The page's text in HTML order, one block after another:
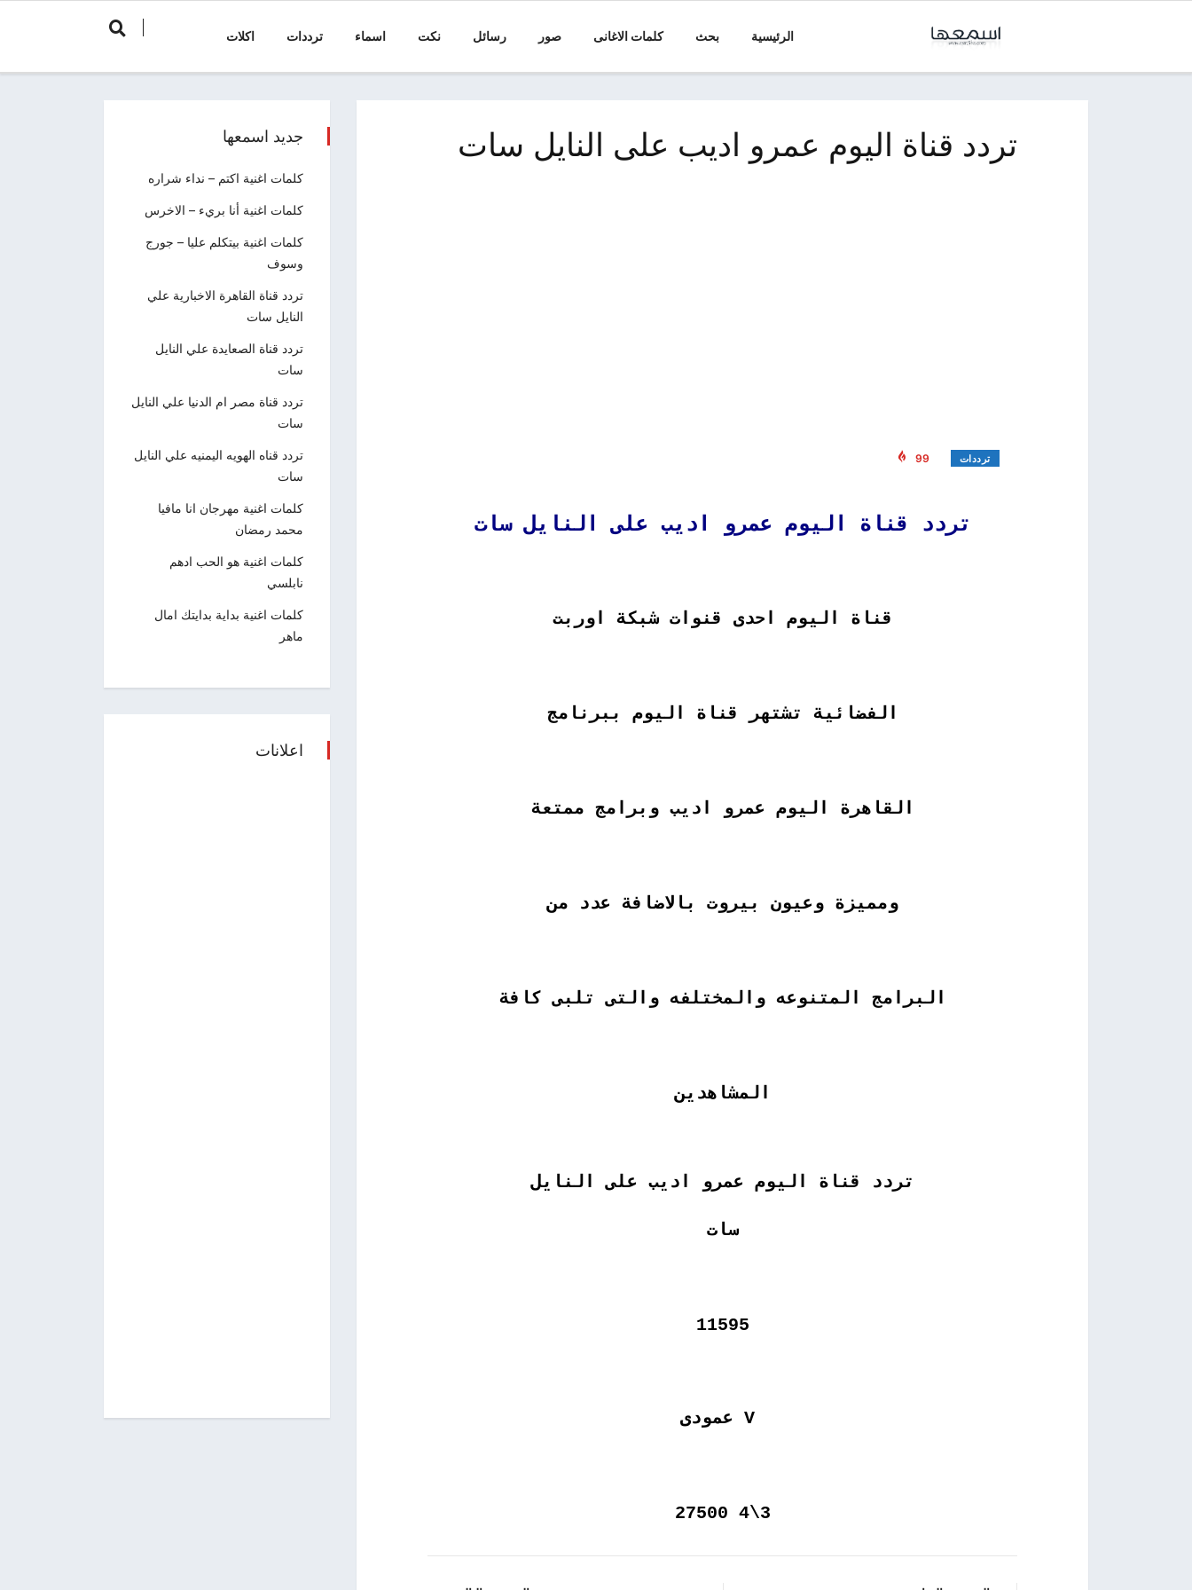
الرئيسية بحث كلمات الاغانى صور رسائل نكت اسماء ترددات اكلات
تردد قناة اليوم عمرو اديب على النايل سات
ترددات 99
تردد قناة اليوم عمرو اديب على النايل سات
قناة اليوم احدى قنوات شبكة اوربت
الفضائية تشتهر قناة اليوم ببرنامج
القاهرة اليوم عمرو اديب وبرامج ممتعة
ومميزة وعيون بيروت بالاضافة عدد من
البرامج المتنوعه والمختلفه والتى تلبى كافة
المشاهدين
تردد قناة اليوم عمرو اديب على النايل
سات
11595
V عمودى
3\4 27500
جديد اسمعها
كلمات اغنية اكتم – نداء شراره
كلمات اغنية أنا بريء – الاخرس
كلمات اغنية بيتكلم عليا – جورج
وسوف
تردد قناة القاهرة الاخبارية علي
النايل سات
تردد قناة الصعايدة علي النايل
سات
تردد قناة مصر ام الدنيا علي النايل
سات
تردد قناه الهويه اليمنيه علي النايل
سات
كلمات اغنية مهرجان انا مافيا
محمد رمضان
كلمات اغنية هو الحب ادهم
نابلسي
كلمات اغنية بداية بدايتك امال
ماهر
اعلانات